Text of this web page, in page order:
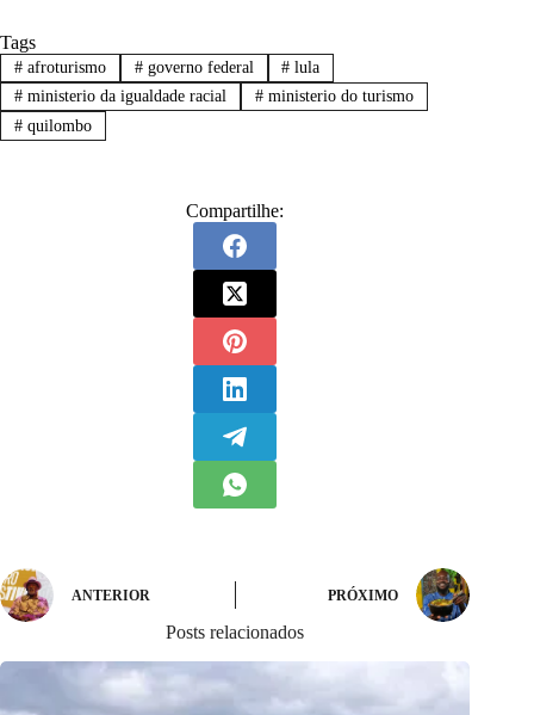
Tags
#afroturismo #governo federal # lula
#ministerio da igualdade racial #ministerio do turismo
#quilombo
Compartilhe:
ANTERIOR PRÓXIMO
Posts relacionados